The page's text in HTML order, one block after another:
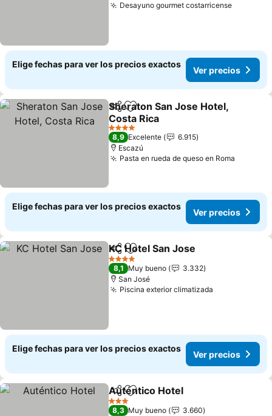
Desayuno gourmet costarricenseVer
Elige fechas para ver los precios exactos
Ver precios
CompartirAgregar a favoritos
Sheraton San Jose Hotel,
Costa Rica
Ver precios
4 Estrellas
8,9 Excelente
6.915
Escazú
Pasta en rueda de queso en Roma
Elige fechas para ver los precios exactos
Ver precios
CompartirAgregar a favoritos
KC Hotel San Jose
4 Estrellas
8,1 Muy bueno
3.332
San José
Piscina exterior climatizada
Elige fechas para ver los precios exactos
Ver precios
CompartirAgregar a favoritos
Auténtico Hotel
3 Estrellas
8,3 Muy bueno
3.660